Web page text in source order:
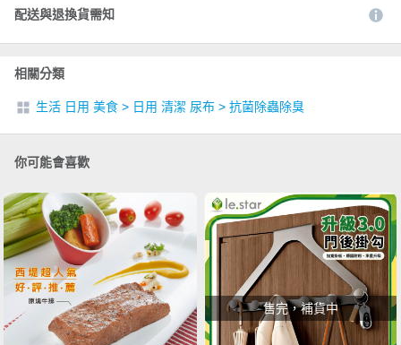
配送與退換貨需知
相關分類
生活 日用 美食 > 日用 清潔 尿布 > 抗菌除蟲除臭
你可能會喜歡
售完，補貨中